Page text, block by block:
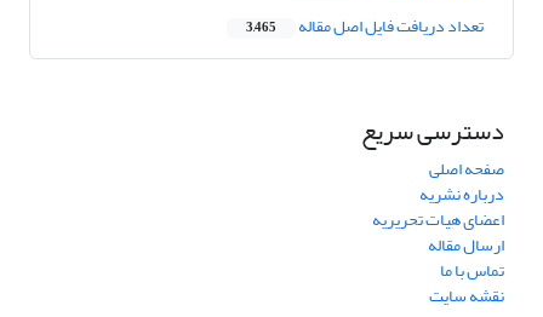
تعداد دریافت فایل اصل مقاله 3,465
دسترسی سریع
صفحه اصلی
درباره نشریه
اعضای هیات تحریریه
ارسال مقاله
تماس با ما
نقشه سایت